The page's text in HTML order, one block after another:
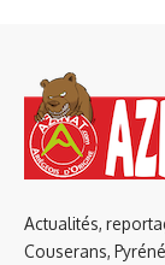
Actualités,
Couserans,